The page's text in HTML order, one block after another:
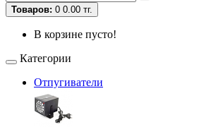
Товаров: 0 0.00 тг.
В корзине пусто!
Категории
Отпугиватели